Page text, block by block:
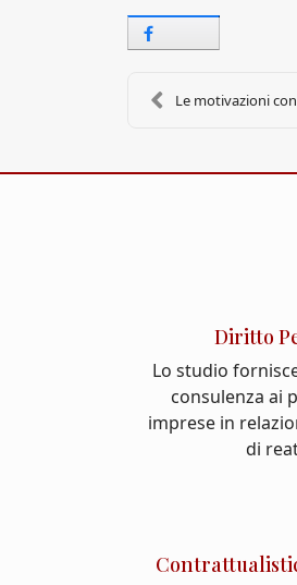
Le motivazioni
Diritto
Lo studio
consulenza ai
imprese in
di